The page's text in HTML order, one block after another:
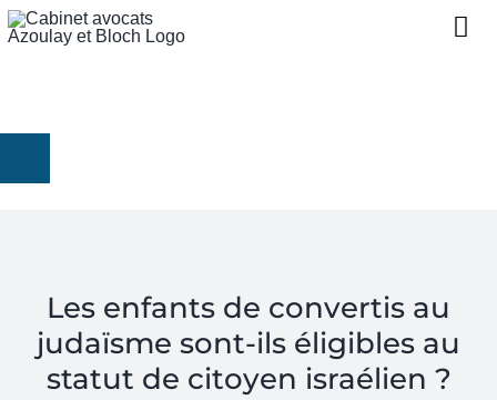
RÉGLER UNE PRESTATION
Les enfants de convertis au
judaïsme sont-ils éligibles au
statut de citoyen israélien ?